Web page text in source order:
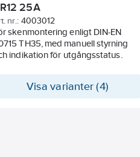
25A
nr.: 4003012
skenmontering enligt DIN-EN
TH35, med manuell styrning
indikation för utgångsstatus.
Visa varianter (4)